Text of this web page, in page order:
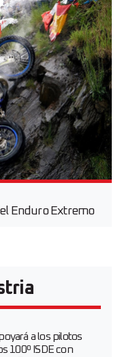
Enduro Extremo
a los pilotos
100º ISDE con